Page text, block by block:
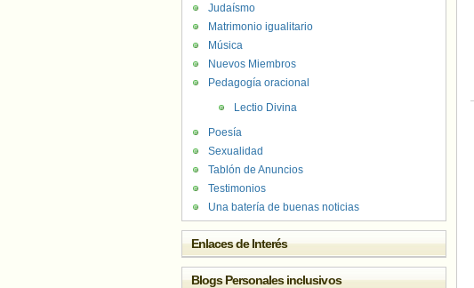
Judaísmo
Matrimonio igualitario
Música
Nuevos Miembros
Pedagogía oracional
Lectio Divina
Poesía
Sexualidad
Tablón de Anuncios
Testimonios
Una batería de buenas noticias
Enlaces de Interés
Blogs Personales inclusivos